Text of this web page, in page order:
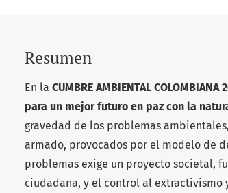
Resumen
En la CUMBRE AMBIENTAL COLOMBIANA
para un mejor futuro en paz con la
gravedad de los problemas
armado, provocados por el modelo de
problemas exige un proyecto societal,
ciudadana, y el control al